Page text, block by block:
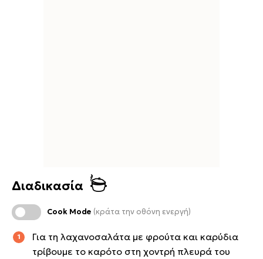
Διαδικασία
Cook Mode (κράτα την οθόνη ενεργή)
Για τη λαχανοσαλάτα με φρούτα και καρύδια
τρίβουμε το καρότο στη χοντρή πλευρά του